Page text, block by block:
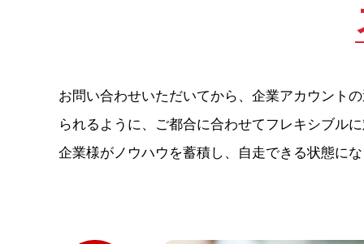
お問い合わせいただいてから、企業アカウント
られるように、ご都合に合わせてフレキシブル
企業様がノウハウを蓄積し、自走できる状態に